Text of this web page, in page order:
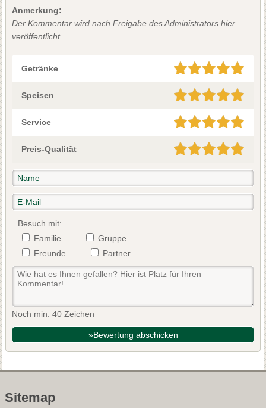
Anmerkung:
Der Kommentar wird nach Freigabe des Administrators hier
veröffentlicht.
Getränke
Speisen
Service
Preis-Qualität
Besuch mit:
Familie
Gruppe
Freunde
Partner
Noch min. 40 Zeichen
»Bewertung abschicken
Sitemap